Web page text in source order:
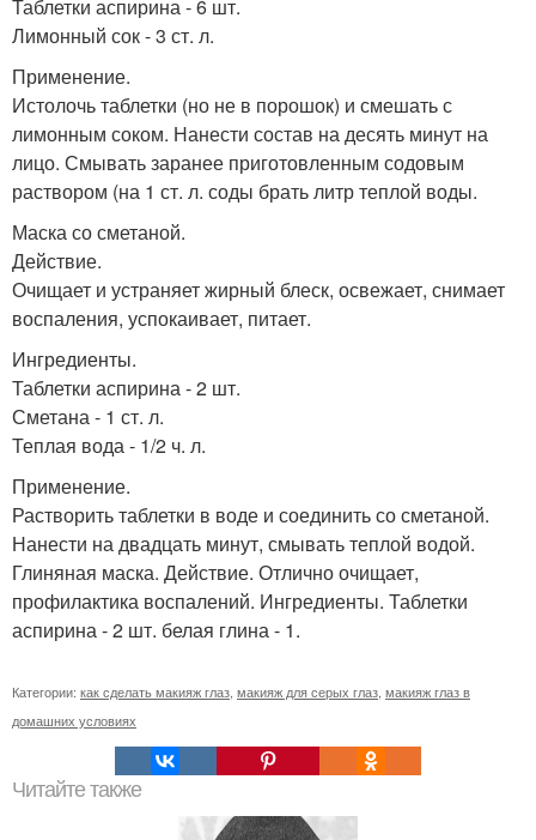
Таблетки аспирина - 6 шт.
Лимонный сок - 3 ст. л.
Применение.
Истолочь таблетки (но не в порошок) и смешать с
лимонным соком. Нанести состав на десять минут на
лицо. Смывать заранее приготовленным содовым
раствором (на 1 ст. л. соды брать литр теплой воды.
Маска со сметаной.
Действие.
Очищает и устраняет жирный блеск, освежает, снимает
воспаления, успокаивает, питает.
Ингредиенты.
Таблетки аспирина - 2 шт.
Сметана - 1 ст. л.
Теплая вода - 1/2 ч. л.
Применение.
Растворить таблетки в воде и соединить со сметаной.
Нанести на двадцать минут, смывать теплой водой.
Глиняная маска. Действие. Отлично очищает,
профилактика воспалений. Ингредиенты. Таблетки
аспирина - 2 шт. белая глина - 1.
Категории: как сделать макияж глаз макияж для серых глаз макияж глаз в
домашних условиях
Читайте также